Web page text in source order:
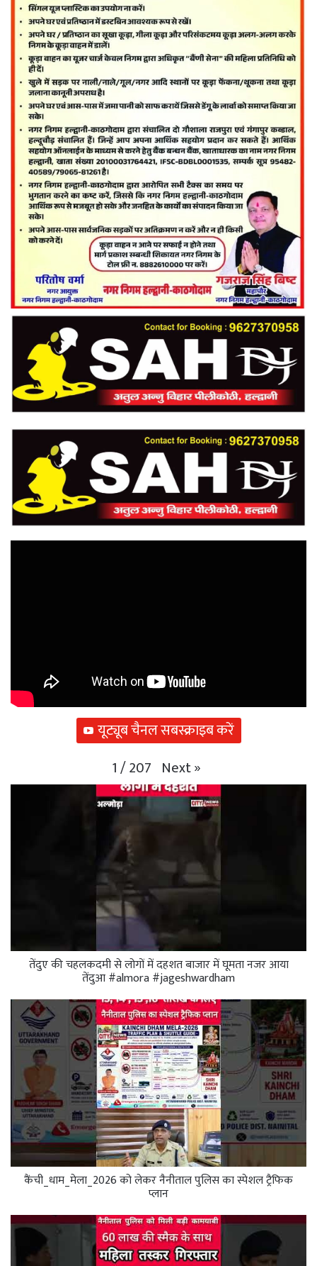
यूट्यूब चैनल सबस्क्राइब करें
1/207 Next»
तेंदुए की चहलकदमी से लोगों में दहशत बाजार में घूमता नजर आया
तेंदुआ #almora #jageshwardham
कैंची_धाम_मेला_2026 को लेकर नैनीताल पुलिस का स्पेशल ट्रैफिक
प्लान